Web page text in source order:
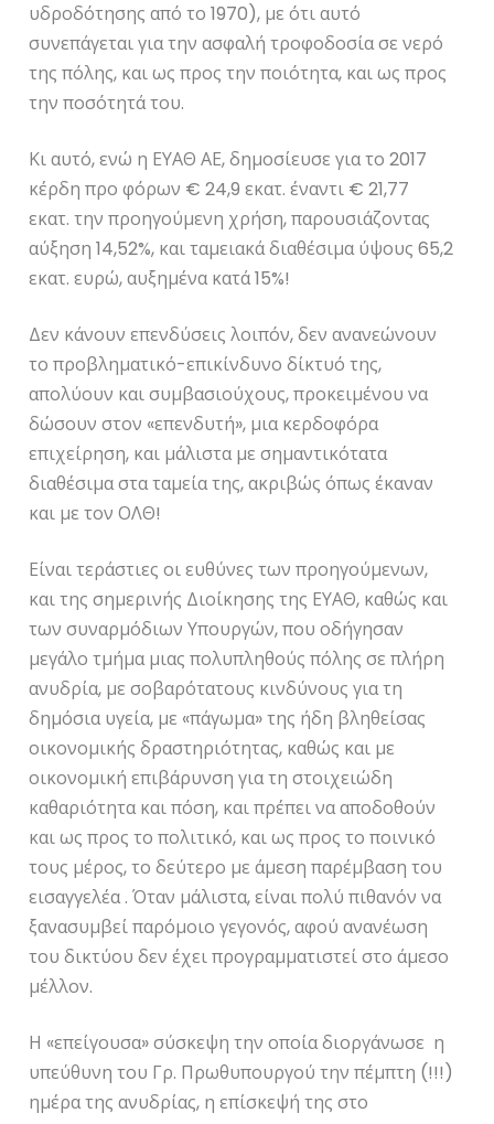
υδροδότησης από το 1970), με ότι αυτό
συνεπάγεται για την ασφαλή τροφοδοσία σε νερό
της πόλης, και ως προς την ποιότητα, και ως προς
την ποσότητά του.
Κι αυτό, ενώ η ΕΥΑΘ ΑΕ, δημοσίευσε για το 2017
κέρδη προ φόρων € 24,9 εκατ. έναντι € 21,77
εκατ. την προηγούμενη χρήση, παρουσιάζοντας
αύξηση 14,52%, και ταμειακά διαθέσιμα ύψους 65,2
εκατ. ευρώ, αυξημένα κατά 15%!
Δεν κάνουν επενδύσεις λοιπόν, δεν ανανεώνουν
το προβληματικό-επικίνδυνο δίκτυό της,
απολύουν και συμβασιούχους, προκειμένου να
δώσουν στον «επενδυτή», μια κερδοφόρα
επιχείρηση, και μάλιστα με σημαντικότατα
διαθέσιμα στα ταμεία της, ακριβώς όπως έκαναν
και με τον ΟΛΘ!
Είναι τεράστιες οι ευθύνες των προηγούμενων,
και της σημερινής Διοίκησης της ΕΥΑΘ, καθώς και
των συναρμόδιων Υπουργών, που οδήγησαν
μεγάλο τμήμα μιας πολυπληθούς πόλης σε πλήρη
ανυδρία, με σοβαρότατους κινδύνους για τη
δημόσια υγεία, με «πάγωμα» της ήδη βληθείσας
οικονομικής δραστηριότητας, καθώς και με
οικονομική επιβάρυνση για τη στοιχειώδη
καθαριότητα και πόση, και πρέπει να αποδοθούν
και ως προς το πολιτικό, και ως προς το ποινικό
τους μέρος, το δεύτερο με άμεση παρέμβαση του
εισαγγελέα . Όταν μάλιστα, είναι πολύ πιθανόν να
ξανασυμβεί παρόμοιο γεγονός, αφού ανανέωση
του δικτύου δεν έχει προγραμματιστεί στο άμεσο
μέλλον.
Η «επείγουσα» σύσκεψη την οποία διοργάνωσε η
υπεύθυνη του Γρ. Πρωθυπουργού την πέμπτη (!!!)
ημέρα της ανυδρίας, η επίσκεψή της στο